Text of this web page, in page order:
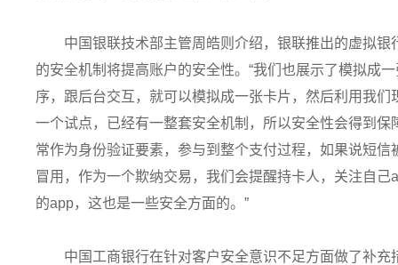
中国银联技术部主管周皓则介绍，银联推出的虚拟
的安全机制将提高账户的安全性。“我们也展示了模拟成
序，跟后台交互，就可以模拟成一张卡片，然后利用我
一个试点，已经有一整套安全机制，所以安全性会得到
常作为身份验证要素，参与到整个支付过程，如果说短
冒用，作为一个欺纳交易，我们会提醒持卡人，关注自
的app，这也是一些安全方面的。”
中国工商银行在针对客户安全意识不足方面做了补充